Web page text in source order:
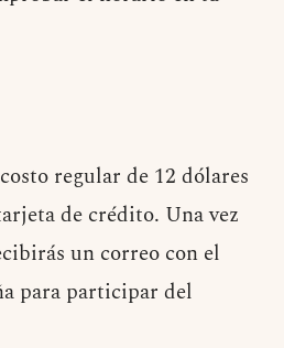
regular de 12 dólares
de crédito. Una vez
un correo con el
para participar del